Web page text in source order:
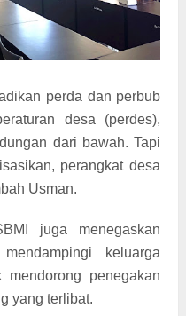
perda dan perbub
desa (perdes),
dari bawah. Tapi
perangkat desa
Usman.
juga menegaskan
keluarga
penegakan
yang terlibat.